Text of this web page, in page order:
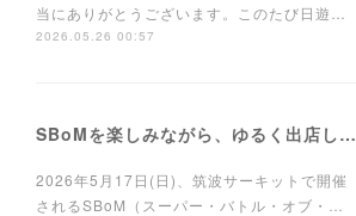
当にありがとうございます。このたび日遊…
2026.05.26 00:57
SBoMを楽しみながら、ゆるく出店しませんか？
2026年5月17日(日)、筑波サーキットで開催
されるSBoM（スーパー・バトル・オブ・…